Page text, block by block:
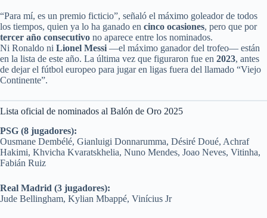
“Para mí, es un premio ficticio”, señaló el máximo goleador de todos
los tiempos, quien ya lo ha ganado en cinco ocasiones, pero que por
tercer año consecutivo no aparece entre los nominados.
Ni Ronaldo ni Lionel Messi —el máximo ganador del trofeo— están
en la lista de este año. La última vez que figuraron fue en 2023, antes
de dejar el fútbol europeo para jugar en ligas fuera del llamado “Viejo
Continente”.
Lista oficial de nominados al Balón de Oro 2025
PSG (8 jugadores):
Ousmane Dembélé, Gianluigi Donnarumma, Désiré Doué, Achraf
Hakimi, Khvicha Kvaratskhelia, Nuno Mendes, Joao Neves, Vitinha,
Fabián Ruiz
Real Madrid (3 jugadores):
Jude Bellingham, Kylian Mbappé, Vinícius Jr